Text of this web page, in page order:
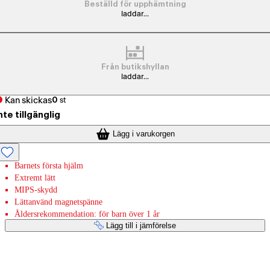
Beställd för upphämtning
laddar...
Från butikshyllan
laddar...
Kan skickas0 st
tillgänglig
Lägg i varukorgen
Barnets första hjälm
Extremt lätt
MIPS-skydd
Lättanvänd magnetspänne
Åldersrekommendation: för barn över 1 år
Lägg till i jämförelse